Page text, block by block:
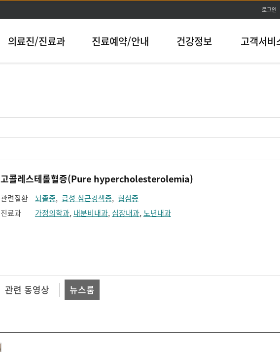
본문바로가기
로그인
의료진/진료과 진료예약/안내 건강정보 고객서비
고콜레스테롤혈증(Pure hypercholesterolemia)
관련질환 뇌졸중, 급성 심근경색증, 협심증
진료과
가정의학과, 내분비내과, 심장내과,노년내과
관련 동영상 뉴스룸